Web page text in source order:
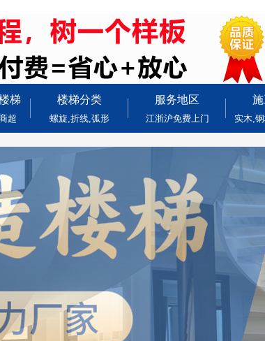
梯
超
楼梯分类
螺旋,折线,弧形
服务地区
江浙沪免费上门 实木,